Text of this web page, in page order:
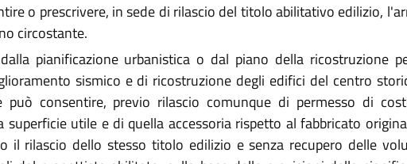
o prescrivere, in sede di rilascio del titolo abilitativo edilizio,
circostante.
pianificazione urbanistica o dal piano della ricostruzione
sismico e di ricostruzione degli edifici del centro
consentire, previo rilascio comunque di permesso di
utile e di quella accessoria rispetto al fabbricato
il rilascio dello stesso titolo edilizio e senza recupero delle